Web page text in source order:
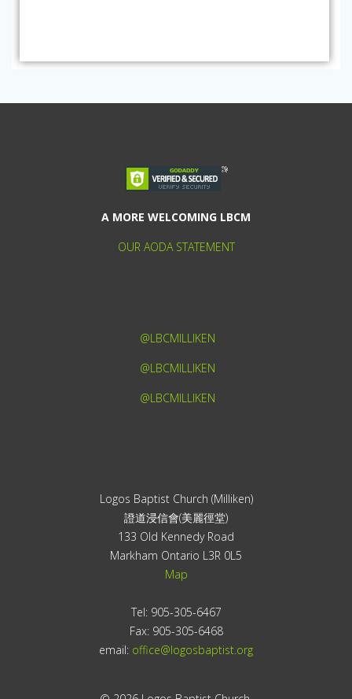
Logos Baptist Church (Milliken)
證道浸信會(美麗徑堂)
133 Old Kennedy Road
Markham Ontario L3R 0L5
Map
Tel: 905-305-6467
Fax: 905-305-6468
email: office@logosbaptist.org
A MORE WELCOMING LBCM
OUR AODA STATEMENT
@LBCMILLIKEN
@LBCMILLIKEN
@LBCMILLIKEN